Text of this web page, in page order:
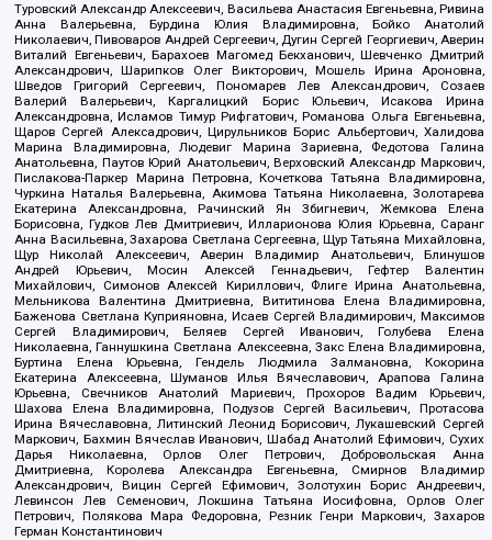
Туровский Александр Алексеевич, Васильева Анастасия Евгеньевна, Ривина
Анна Валерьевна, Бурдина Юлия Владимировна, Бойко Анатолий
Николаевич, Пивоваров Андрей Сергеевич, Дугин Сергей Георгиевич, Аверин
Виталий Евгеньевич, Барахоев Магомед Бекханович, Шевченко Дмитрий
Александрович, Шарипков Олег Викторович, Мошель Ирина Ароновна,
Шведов Григорий Сергеевич, Пономарев Лев Александрович, Созаев
Валерий Валерьевич, Каргалицкий Борис Юльевич, Исакова Ирина
Александровна, Исламов Тимур Рифгатович, Романова Ольга Евгеньевна,
Щаров Сергей Алексадрович, Цирульников Борис Альбертович, Халидова
Марина Владимировна, Людевиг Марина Зариевна, Федотова Галина
Анатольевна, Паутов Юрий Анатольевич, Верховский Александр Маркович,
Пислакова-Паркер Марина Петровна, Кочеткова Татьяна Владимировна,
Чуркина Наталья Валерьевна, Акимова Татьяна Николаевна, Золотарева
Екатерина Александровна, Рачинский Ян Збигневич, Жемкова Елена
Борисовна, Гудков Лев Дмитриевич, Илларионова Юлия Юрьевна, Саранг
Анна Васильевна, Захарова Светлана Сергеевна, Щур Татьяна Михайловна,
Щур Николай Алексеевич, Аверин Владимир Анатольевич, Блинушов
Андрей Юрьевич, Мосин Алексей Геннадьевич, Гефтер Валентин
Михайлович, Симонов Алексей Кириллович, Флиге Ирина Анатольевна,
Мельникова Валентина Дмитриевна, Вититинова Елена Владимировна,
Баженова Светлана Куприяновна, Исаев Сергей Владимирович, Максимов
Сергей Владимирович, Беляев Сергей Иванович, Голубева Елена
Николаевна, Ганнушкина Светлана Алексеевна, Закс Елена Владимировна,
Буртина Елена Юрьевна, Гендель Людмила Залмановна, Кокорина
Екатерина Алексеевна, Шуманов Илья Вячеславович, Арапова Галина
Юрьевна, Свечников Анатолий Мариевич, Прохоров Вадим Юрьевич,
Шахова Елена Владимировна, Подузов Сергей Васильевич, Протасова
Ирина Вячеславовна, Литинский Леонид Борисович, Лукашевский Сергей
Маркович, Бахмин Вячеслав Иванович, Шабад Анатолий Ефимович, Сухих
Дарья Николаевна, Орлов Олег Петрович, Добровольская Анна
Дмитриевна, Королева Александра Евгеньевна, Смирнов Владимир
Александрович, Вицин Сергей Ефимович, Золотухин Борис Андреевич,
Левинсон Лев Семенович, Локшина Татьяна Иосифовна, Орлов Олег
Петрович, Полякова Мара Федоровна, Резник Генри Маркович, Захаров
Герман Константинович